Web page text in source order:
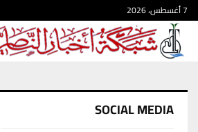
7 أغسطس، 2026
SOCIAL MEDIA